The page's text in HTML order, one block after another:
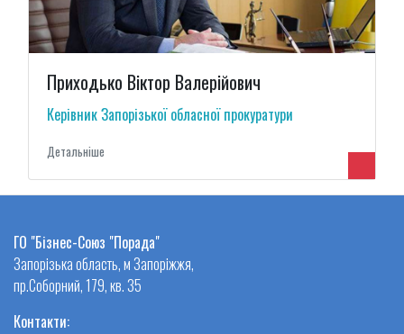
Приходько Віктор Валерійович
Керівник Запорізької обласної прокуратури
Детальнiше
ГО "Бізнес-Союз "Порада"
Запорізька область, м Запоріжжя,
пр.Соборний, 179, кв. 35
Контакти: